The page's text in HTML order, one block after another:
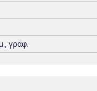
γραφ.